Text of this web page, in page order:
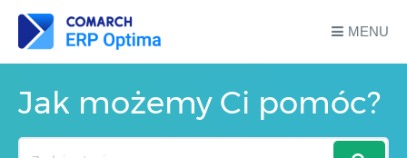
MENU
Jak możemy Ci pomóc?